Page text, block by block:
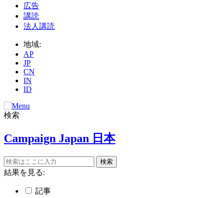
広告
講読
法人講読
地域:
AP
JP
CN
IN
ID
検索
Campaign Japan 日本
結果を見る:
記事